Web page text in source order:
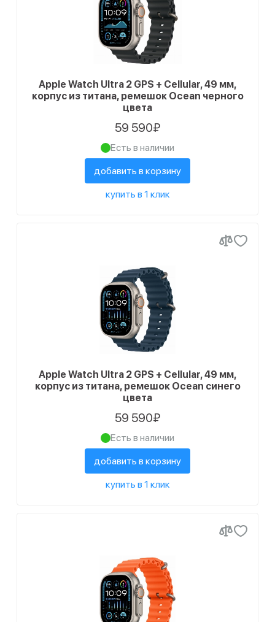
Apple Watch Ultra 2 GPS + Cellular, 49 мм,
корпус из титана, ремешок Ocean черного
цвета
59 590₽
Есть в наличии
добавить в корзину
купить в 1 клик
Apple Watch Ultra 2 GPS + Cellular, 49 мм,
корпус из титана, ремешок Ocean синего
цвета
59 590₽
Есть в наличии
добавить в корзину
купить в 1 клик